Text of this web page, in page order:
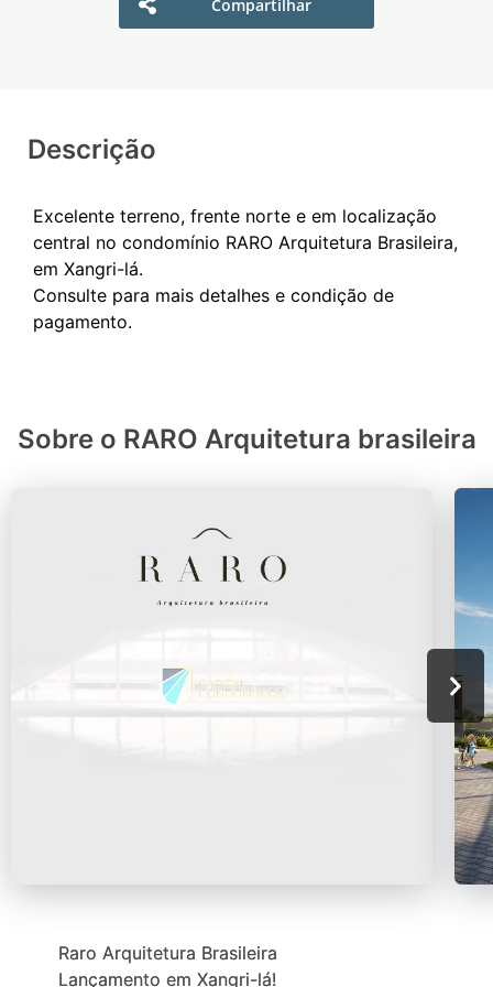
Compartilhar
Descrição
Excelente terreno, frente norte e em localização
central no condomínio RARO Arquitetura Brasileira,
em Xangri-lá.
Consulte para mais detalhes e condição de
Sobre o RARO Arquitetura brasileira
Raro Arquitetura Brasileira
Lançamento em Xangri-lá!